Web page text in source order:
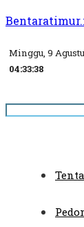
Minggu, 9
04:33:39